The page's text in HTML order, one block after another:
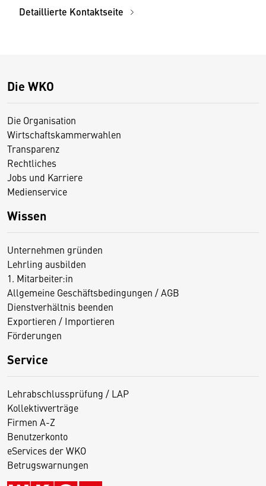
Detaillierte Kontaktseite
Die WKO
Die Organisation
Wirtschaftskammerwahlen
Transparenz
Rechtliches
Jobs und Karriere
Medienservice
Wissen
Unternehmen gründen
Lehrling ausbilden
1. Mitarbeiter:in
Allgemeine Geschäftsbedingungen / AGB
Dienstverhältnis beenden
Exportieren / Importieren
Förderungen
Service
Lehrabschlussprüfung / LAP
Kollektivverträge
Firmen A-Z
Benutzerkonto
eServices der WKO
Betrugswarnungen